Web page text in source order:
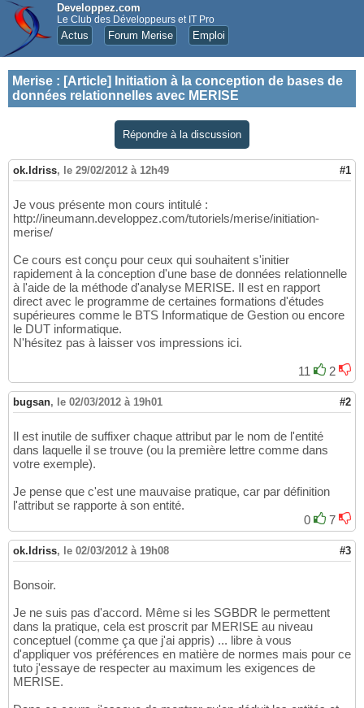
Developpez.com
Le Club des Développeurs et IT Pro
Actus Forum Merise Emploi
Merise : [Article] Initiation à la conception de bases de
données relationnelles avec MERISE
Répondre à la discussion
ok.Idriss, le 29/02/2012 à 12h49 #1
Je vous présente mon cours intitulé :
http://ineumann.developpez.com/tutoriels/merise/initiation-
merise/
Ce cours est conçu pour ceux qui souhaitent s'initier
rapidement à la conception d'une base de données relationnelle
à l'aide de la méthode d'analyse MERISE. Il est en rapport
direct avec le programme de certaines formations d'études
supérieures comme le BTS Informatique de Gestion ou encore
le DUT informatique.
N'hésitez pas à laisser vos impressions ici.
11 2
bugsan, le 02/03/2012 à 19h01 #2
Il est inutile de suffixer chaque attribut par le nom de l'entité
dans laquelle il se trouve (ou la première lettre comme dans
votre exemple).
Je pense que c'est une mauvaise pratique, car par définition
l'attribut se rapporte à son entité.
0
7
ok.Idriss, le 02/03/2012 à 19h08 #3
Bonsoir.
Je ne suis pas d'accord. Même si les SGBDR le permettent
dans la pratique, cela est proscrit par MERISE au niveau
conceptuel (comme ça que j'ai appris) ... libre à vous
d'appliquer vos préférences en matière de normes mais pour ce
tuto j'essaye de respecter au maximum les exigences de
MERISE.